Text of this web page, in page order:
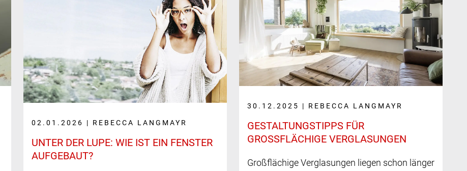
02.01.2026 | REBECCA LANGMAYR
UNTER DER LUPE: WIE IST EIN FENSTER
AUFGEBAUT?
30.12.2025 | REBECCA LANGMAYR
GESTALTUNGSTIPPS FÜR
GROSSFLÄCHIGE VERGLASUNGEN
Großflächige Verglasungen liegen schon länger